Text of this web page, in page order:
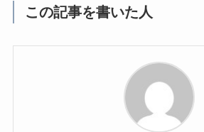
この記事を書いた人